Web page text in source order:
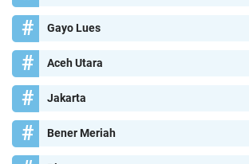
Gayo Lues
Aceh Utara
Jakarta
Bener Meriah